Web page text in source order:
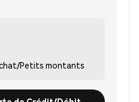
Petits montants